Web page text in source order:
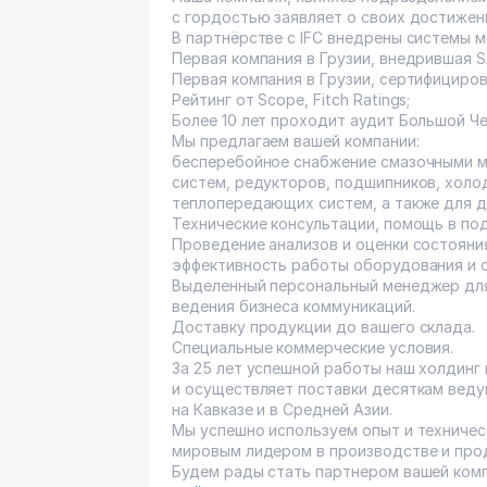
с гордостью заявляет о своих
В партнёрстве с IFC внедрены системы
Первая компания в Грузии, внедрившая
Первая компания в Грузии,
Рейтинг от Scope, Fitch Ratings;
Более 10 лет проходит аудит Большой
Мы предлагаем вашей компании:
бесперебойное снабжение смазочными
систем, редукторов, подшипников,
теплопередающих систем, а также для
Технические консультации, помощь в
Проведение анализов и оценки
эффективность работы оборудования и
Выделенный персональный менеджер
ведения бизнеса коммуникаций.
Доставку продукции до вашего склада.
Специальные коммерческие условия.
За 25 лет успешной работы наш
и осуществляет поставки десяткам
на Кавказе и в Средней Азии.
Мы успешно используем опыт и
мировым лидером в производстве и
Будем рады стать партнером вашей